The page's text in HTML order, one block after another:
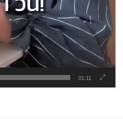
01:11